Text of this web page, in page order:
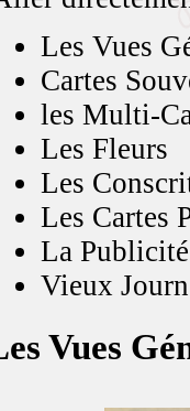
Les Vues
Cartes
les Multi-
Les Fleurs
Les
Les Cartes
La Publicité
Vieux
Vues